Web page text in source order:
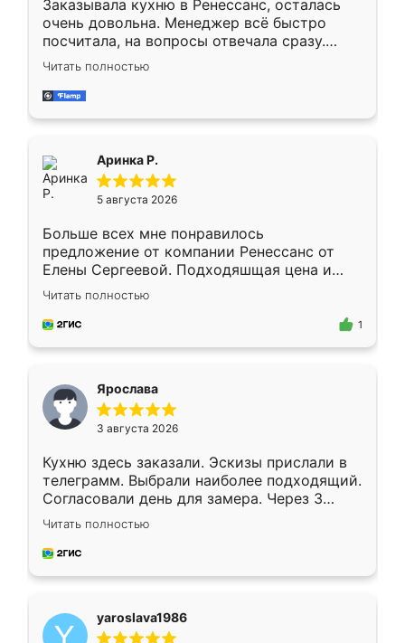
Заказывала кухню в Ренессанс, осталась
очень довольна. Менеджер всё быстро
посчитала, на вопросы отвечала сразу.
Замерщик приехал в субботу, подошёл к
делу со всей ответственностью. Собрали
за день, ребята работали аккуратно, даже
Читать полностью
Аринка Р.
5 августа 2026
Больше всех мне понравилось
предложение от компании Ренессанс от
Елены Сергеевой. Подходяшщая цена и
короткие сроки изготовления. Приехавший
для замера сотрудник Владислав
предложил по моему эскизу самый
Читать полностью
1
Ярослава
3 августа 2026
Кухню здесь заказали. Эскизы прислали в
телеграмм. Выбрали наиболее подходящий.
Согласовали день для замера. Через 3
недели кухня была уже готова. Остались
довольны работой. Спасибо Ренессанс
мебель за качественную работу!
Читать полностью
yaroslava1986